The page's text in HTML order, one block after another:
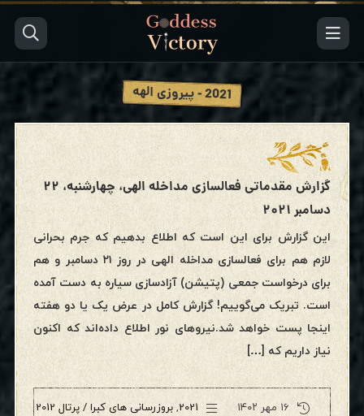
2021 - پیروزی الهه
گزارش مقدماتی فعالسازی مداخله الهی، چهارشنبه، ۲۲
دسامبر ۲۰۲۱
این گزارش برای این است که اطلاع بدهیم که جرم بحرانی
لازم هم برای فعالسازی مداخله الهی در روز ۲۱ دسامبر و هم
برای درخواست جمعی (پتیشن) آزادسازی سیاره به دست آمده
است. تبریک می‌گوییم! گزارش کامل در عرض یک یا دو هفته
اینجا پست خواهد شد.نیروهای نور اطلاع داده‌اند که اکنون
نیاز داریم که […]
۱۶ مهر ۱۴۰۲ 2021
, بروزرسانی های کبرا / پرتال 2012